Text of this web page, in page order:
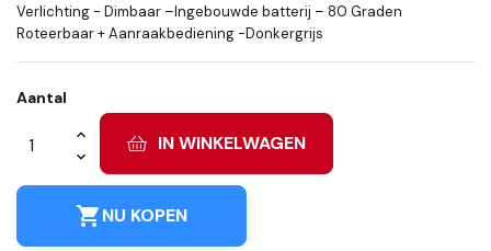
Verlichting - Dimbaar –Ingebouwde batterij – 80 Graden
Roteerbaar + Aanraakbediening -Donkergrijs
Aantal
IN WINKELWAGEN
shopping_cartNU KOPEN